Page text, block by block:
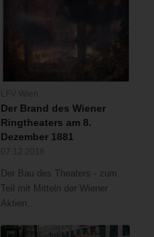
Der Brand des Wiener
Ringtheaters am 8.
Dezember 1881
Der Bau des Theaters - zum
Teil mit Mitteln der Wiener
Aktien…